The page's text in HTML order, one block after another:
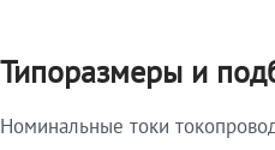
Типоразмеры и
Номинальные токи